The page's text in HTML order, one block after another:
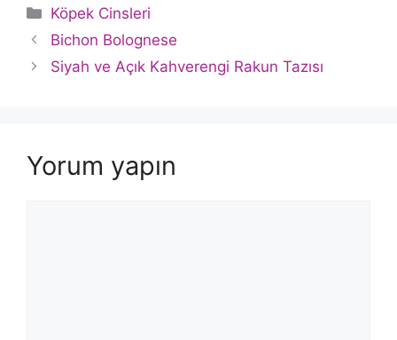
Kategoriler
Köpek Cinsleri
Bichon Bolognese
Siyah ve Açık Kahverengi Rakun Tazısı
Yorum yapın